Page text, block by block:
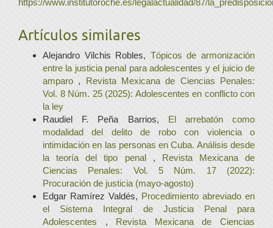
Artículos similares
Alejandro Vilchis Robles, Tópicos de armonización
entre la justicia penal para adolescentes y el juicio de
amparo , Revista Mexicana de Ciencias Penales:
Vol. 8 Núm. 25 (2025): Adolescentes en conflicto con
la ley
Raudiel F. Peña Barrios, El arrebatón como
modalidad del delito de robo con violencia o
intimidación en las personas en Cuba. Análisis desde
la teoría del tipo penal , Revista Mexicana de
Ciencias Penales: Vol. 5 Núm. 17 (2022):
Procuración de justicia (mayo-agosto)
Edgar Ramírez Valdés, Procedimiento abreviado en
el Sistema Integral de Justicia Penal para
Adolescentes , Revista Mexicana de Ciencias